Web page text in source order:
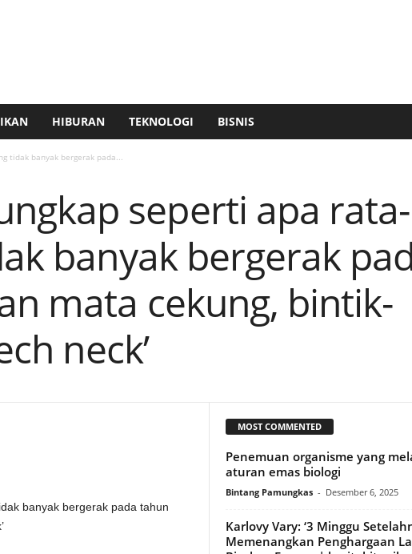
HIBURAN TEKNOLOGI BISNIS
tidak banyak bergerak pada...
seperti apa rata-
banyak bergerak
mata cekung, bintik-
neck’
MOST COMMENTED
Penemuan organisme yang
aturan emas biologi
Bintang Pamungkas - Desember 6, 2025
Karlovy Vary: ‘3 Minggu
Memenangkan Penghargaan